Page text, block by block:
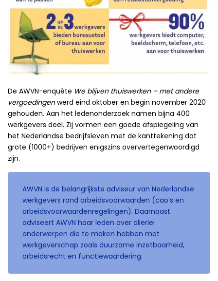
De AWVN-enquête We blijven thuiswerken – met andere
vergoedingenwerd eind oktober en begin november 2020
gehouden. Aan het ledenonderzoek namen bijna 400
werkgevers deel. Zij vormen een goede afspiegeling van
het Nederlandse bedrijfsleven met de kanttekening dat
grote (1000+) bedrijven enigszins oververtegenwoordigd
zijn.
AWVN is de belangrijkste ­adviseur van Nederlandse
werkgevers rond arbeidsvoorwaarden (cao’s en
arbeidsvoorwaardenregelingen). Daarnaast
adviseert AWVN haar leden over allerlei
onderwerpen die te maken hebben met
werkgeverschap zoals duurzame inzetbaarheid,
arbeidsrecht en functiewaardering.